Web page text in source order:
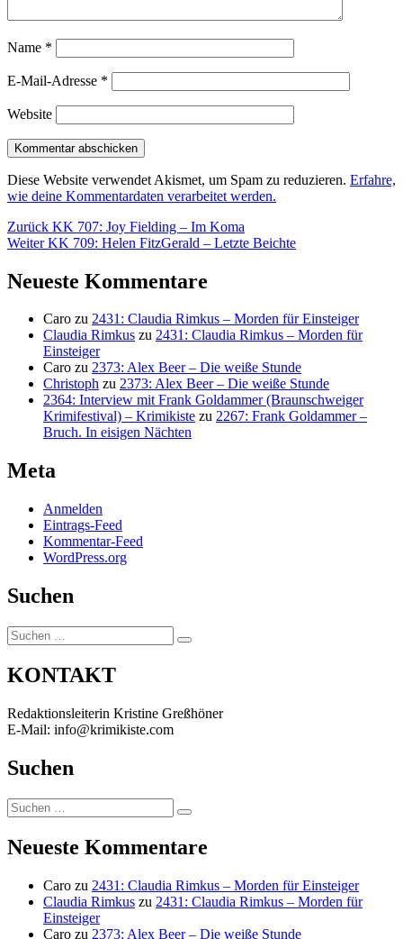
Name *
E-Mail-Adresse *
Website
Diese Website verwendet Akismet, um Spam zu reduzieren. Erfahre,
wie deine Kommentardaten verarbeitet werden.
Beitragsnavigation
Zurück Vorheriger
Beitrag:
KK 707: Joy Fielding – Im Koma
Weiter Nächster
KK 709: Helen FitzGerald – Letzte Beichte
Neueste Kommentare
Caro zu 2431: Claudia Rimkus – Morden für Einsteiger
Claudia Rimkus zu 2431: Claudia Rimkus – Morden für
Einsteiger
Caro zu 2373: Alex Beer – Die weiße Stunde
Christoph zu 2373: Alex Beer – Die weiße Stunde
2364: Interview mit Frank Goldammer (Braunschweiger
Krimifestival) – Krimikiste zu 2267: Frank Goldammer –
Bruch. In eisigen Nächten
Meta
Anmelden
Eintrags-Feed
Kommentar-Feed
WordPress.org
Suchen
Suchen
nach:
Suchen
KONTAKT
Redaktionsleiterin Kristine Greßhöner
E-Mail: info@krimikiste.com
Suchen
Suchen
nach:
Suchen
Neueste Kommentare
Caro zu 2431: Claudia Rimkus – Morden für Einsteiger
Claudia Rimkus zu 2431: Claudia Rimkus – Morden für
Einsteiger
Caro zu 2373: Alex Beer – Die weiße Stunde